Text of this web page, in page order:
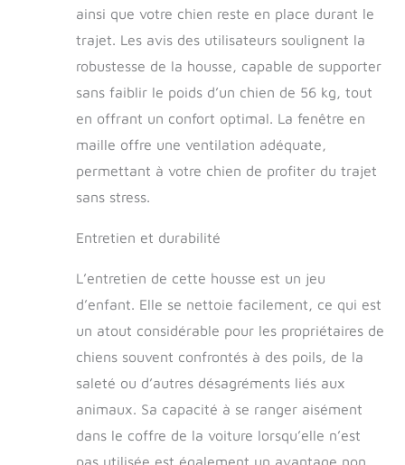
ainsi que votre chien reste en place durant le
trajet. Les avis des utilisateurs soulignent la
robustesse de la housse, capable de supporter
sans faiblir le poids d’un chien de 56 kg, tout
en offrant un confort optimal. La fenêtre en
maille offre une ventilation adéquate,
permettant à votre chien de profiter du trajet
sans stress.
Entretien et durabilité
L’entretien de cette housse est un jeu
d’enfant. Elle se nettoie facilement, ce qui est
un atout considérable pour les propriétaires de
chiens souvent confrontés à des poils, de la
saleté ou d’autres désagréments liés aux
animaux. Sa capacité à se ranger aisément
dans le coffre de la voiture lorsqu’elle n’est
pas utilisée est également un avantage non